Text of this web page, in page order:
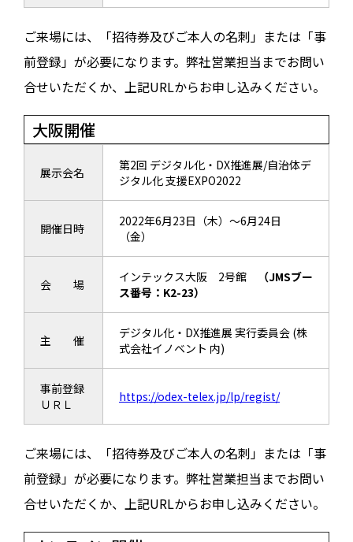
ご来場には、「招待券及びご本人の名刺」または「事
前登録」が必要になります。弊社営業担当までお問い
合せいただくか、上記URLからお申し込みください。
大阪開催
展示会名
第2回 デジタル化・DX推進展/自治体デ
ジタル化 支援EXPO2022
開催日時
2022年6月23日（木）～6月24日
（金）
会 場 インテックス大阪 2号館
（JMSブー
ス番号：K2-23）
主 催
デジタル化・DX推進展 実行委員会 (株
式会社イノベント 内)
事前登録
ＵＲＬ
https://odex-telex.jp/lp/regist/
ご来場には、「招待券及びご本人の名刺」または「事
前登録」が必要になります。弊社営業担当までお問い
合せいただくか、上記URLからお申し込みください。